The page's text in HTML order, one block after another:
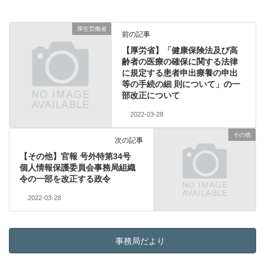
厚生労働省
前の記事
【厚労省】「健康保険法及び高
齢者の医療の確保に関する法律
に規定する患者申出療養の申出
等の手続の細 則について」の一
部改正について
2022-03-28
その他
次の記事
【その他】官報 号外特第34号
個人情報保護委員会事務局組織
令の一部を改正する政令
2022-03-28
事務局だより